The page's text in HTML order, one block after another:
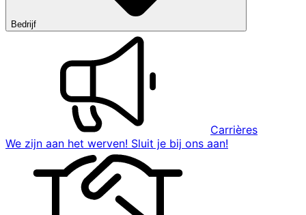
Bedrijf
Carrières
We zijn aan het werven! Sluit je bij ons aan!